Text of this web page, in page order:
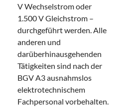
V Wechselstrom oder
1.500 V Gleichstrom –
durchgeführt werden. Alle
anderen und
darüberhinausgehenden
Tätigkeiten sind nach der
BGV A3 ausnahmslos
elektrotechnischem
Fachpersonal vorbehalten.